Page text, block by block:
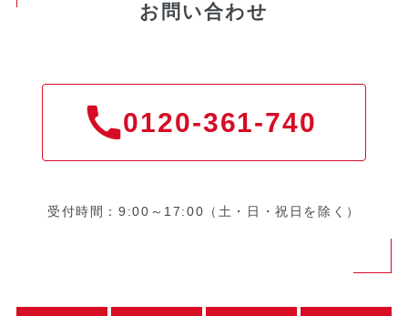
お問い合わせ
0120-361-740
受付時間：9:00～17:00（土・日・祝日を除く）